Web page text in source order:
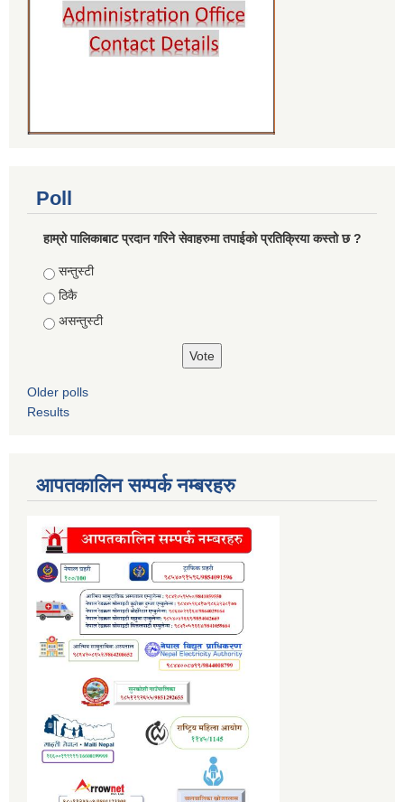
Poll
हाम्रो पालिकाबाट प्रदान गरिने सेवाहरुमा तपाईको प्रतिक्रिया कस्तो छ ?
Choices
सन्तुस्टी
ठिकै
असन्तुस्टी
Older polls
Results
आपतकालिन सम्पर्क नम्बरहरु